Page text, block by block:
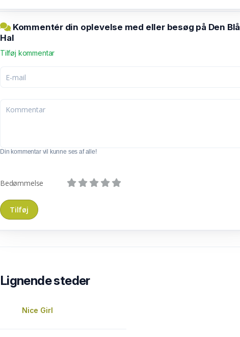
Kommentér din oplevelse med eller besøg på Den Blå
Hal
Tilføj kommentar
Din kommentar vil kunne ses af alle!
Bedømmelse
Lignende steder
Nice Girl